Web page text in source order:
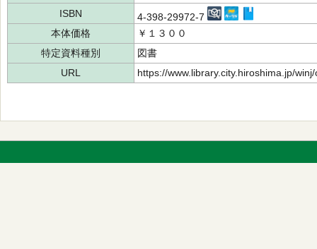
ISBN
4-398-29972-7
本体価格
￥１３００
特定資料種別
図書
URL
https://www.library.city.hiroshima.jp/